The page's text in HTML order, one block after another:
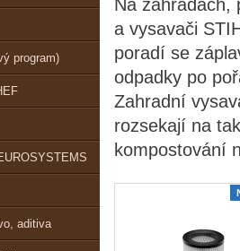
program)
aditiva
Na zahradách,
a vysavači
poradí se
odpadky po
Zahradní
rozsekají na
kompostování